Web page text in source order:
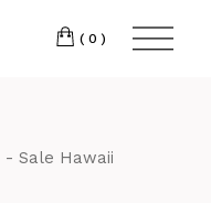
(0)
Sale Hawaii